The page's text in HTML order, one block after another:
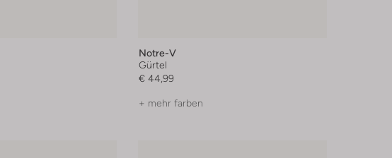
Notre-V
Gürtel
€ 44,99
+ mehr farben